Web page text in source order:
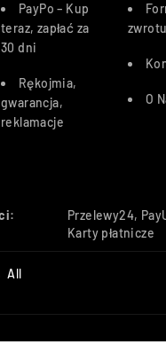
PayPo – Kup
teraz, zapłać za
30 dni
Rękojmia,
gwarancja,
reklamacje
zwrotu
O
Przelewy24,
Karty płatnicze
All